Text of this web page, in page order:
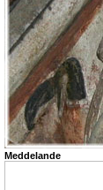
Meddelande